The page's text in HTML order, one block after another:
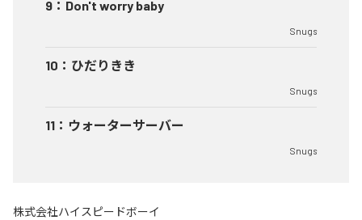
9 ： Don't worry baby
Snugs
10 ： ひだりきき
Snugs
11 ： ウォーターサーバー
Snugs
株式会社ハイスピードボーイ